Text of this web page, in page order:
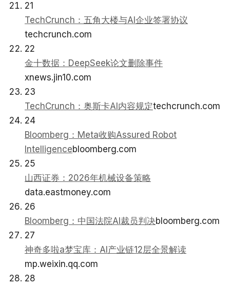
21
TechCrunch：五角大楼与AI企业签署协议
techcrunch.com
22
金十数据：DeepSeek论文删除事件
xnews.jin10.com
23
TechCrunch：奥斯卡AI内容规定techcrunch.com
24
Bloomberg：Meta收购Assured Robot
Intelligencebloomberg.com
25
山西证券：2026年机械设备策略
data.eastmoney.com
26
Bloomberg：中国法院AI裁员判决bloomberg.com
27
神奇多啦a梦宝库：AI产业链12层全景解读
mp.weixin.qq.com
28